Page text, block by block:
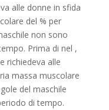
alle donne in sfida
del % per
non sono
Prima di nel ,
richiedeva alle
massa muscolare
del maschile
di tempo.